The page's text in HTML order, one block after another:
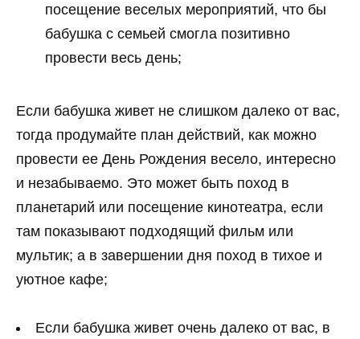
посещение веселых мероприятий, что бы
бабушка с семьей смогла позитивно
провести весь день;
Если бабушка живет не слишком далеко от вас,
тогда продумайте план действий, как можно
провести ее День Рождения весело, интересно
и незабываемо. Это может быть поход в
планетарий или посещение кинотеатра, если
там показывают подходящий фильм или
мультик; а в завершении дня поход в тихое и
уютное кафе;
Если бабушка живет очень далеко от вас, в